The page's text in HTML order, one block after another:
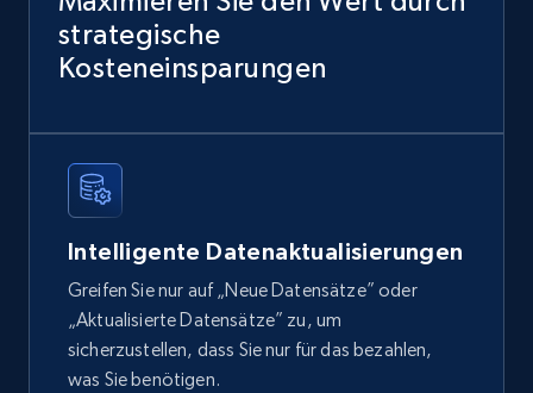
and more.
eCommerce
Title, Seller name, Brand, Description, Initial
price, Currency, Availability, Reviews count, and
more.
strategische
Kosteneinsparungen
Intelligente Datenaktualisierungen
Greifen Sie nur auf „Neue Datensätze” oder
„Aktualisierte Datensätze” zu, um
sicherzustellen, dass Sie nur für das bezahlen,
was Sie benötigen.